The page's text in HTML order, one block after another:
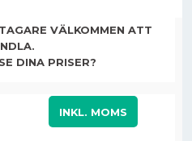
ACTUAL 120 MM
VÄLKOMMEN ATT
DINA PRISER?
INKL. MOMS